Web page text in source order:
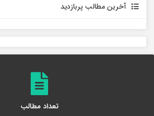
آخرین مطالب پربازدید
تعداد مطالب